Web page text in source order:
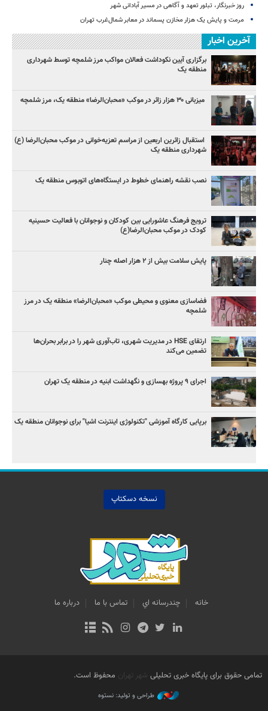
روز خبرنگار، تبلور تعهد و آگاهی در مسیر آبادانی شهر
مرمت و پایش یک هزار مخازن پسماند در معابر شمال‌غرب تهران
آخرین اخبار
برگزاری آیین نکوداشت فعالان مواکب مرز شلمچه توسط شهرداری
منطقه یک
میزبانی ۳۰ هزار زائر در موکب «محبان‌الرضا» منطقه یک، مرز شلمچه
استقبال زائرین اربعین از مراسم تعزیه‌خوانی در موکب محبان‌الرضا (ع)
شهرداری منطقه یک
نصب نقشه راهنمای خطوط ‌در ایستگاه‌های اتوبوس منطقه یک
ترویج فرهنگ عاشورایی بین کودکان و نوجوانان با فعالیت حسینیه
کودک در موکب محبان‌الرضا(ع)
پایش سلامت بیش از ۲ هزار اصله چنار
فضاسازی معنوی و محیطی موکب «محبان‌الرضا» منطقه یک در مرز
شلمچه
ارتقای HSE در مدیریت شهری، تاب‌آوری شهر را در برابر بحران‌ها
تضمین می‌کند
اجرای ۹ پروژه بهسازی و نگهداشت ابنیه در منطقه یک تهران
برپایی کارگاه آموزشی "تکنولوژی اینترنت اشیا" برای نوجوانان منطقه یک
نسخه دسکتاپ
خانه چندرسانه اي تماس با ما درباره ما
تمامی حقوق برای پایگاه خبری تحلیلی شهر تهران محفوظ است.
طراحی و تولید: نستوه